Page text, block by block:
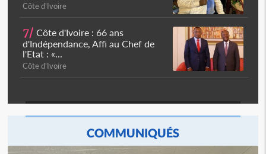
Côte d'Ivoire
7/ Côte d'Ivoire : 66 ans
d'Indépendance, Affi au Chef de
l'Etat : «...
Côte d'Ivoire
COMMUNIQUÉS